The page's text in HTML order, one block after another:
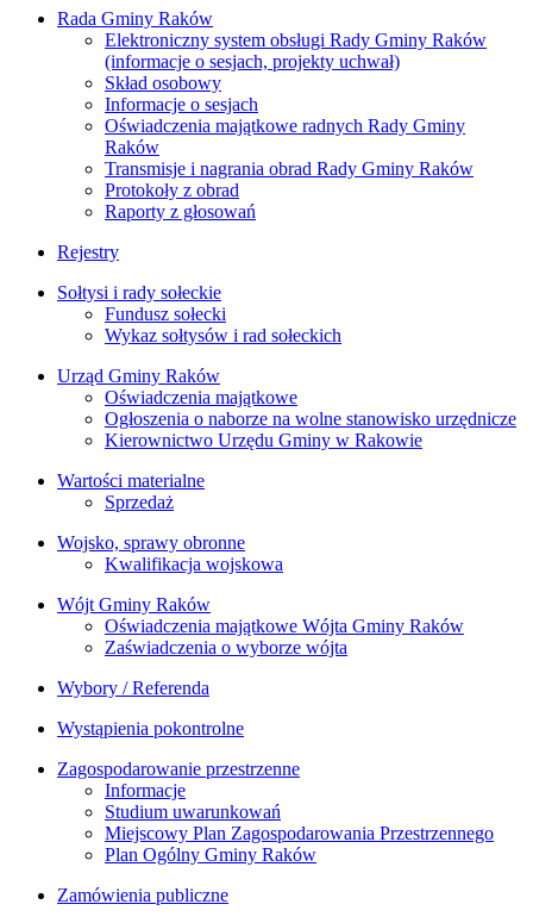
Rada Gminy Raków
Elektroniczny system obsługi Rady Gminy Raków
(informacje o sesjach, projekty uchwał)
Skład osobowy
Informacje o sesjach
Oświadczenia majątkowe radnych Rady Gminy
Raków
Transmisje i nagrania obrad Rady Gminy Raków
Protokoły z obrad
Raporty z głosowań
Rejestry
Sołtysi i rady sołeckie
Fundusz sołecki
Wykaz sołtysów i rad sołeckich
Urząd Gminy Raków
Oświadczenia majątkowe
Ogłoszenia o naborze na wolne stanowisko urzędnicze
Kierownictwo Urzędu Gminy w Rakowie
Wartości materialne
Sprzedaż
Wojsko, sprawy obronne
Kwalifikacja wojskowa
Wójt Gminy Raków
Oświadczenia majątkowe Wójta Gminy Raków
Zaświadczenia o wyborze wójta
Wybory / Referenda
Wystąpienia pokontrolne
Zagospodarowanie przestrzenne
Informacje
Studium uwarunkowań
Miejscowy Plan Zagospodarowania Przestrzennego
Plan Ogólny Gminy Raków
Zamówienia publiczne